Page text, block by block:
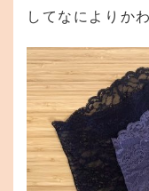
してなによりか